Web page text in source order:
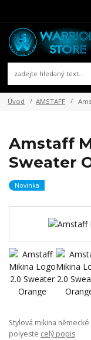
Úvod AMSTAFF
Amstaff
Sweater
Novinka
Stylová mikina německé
polyeste celý popis